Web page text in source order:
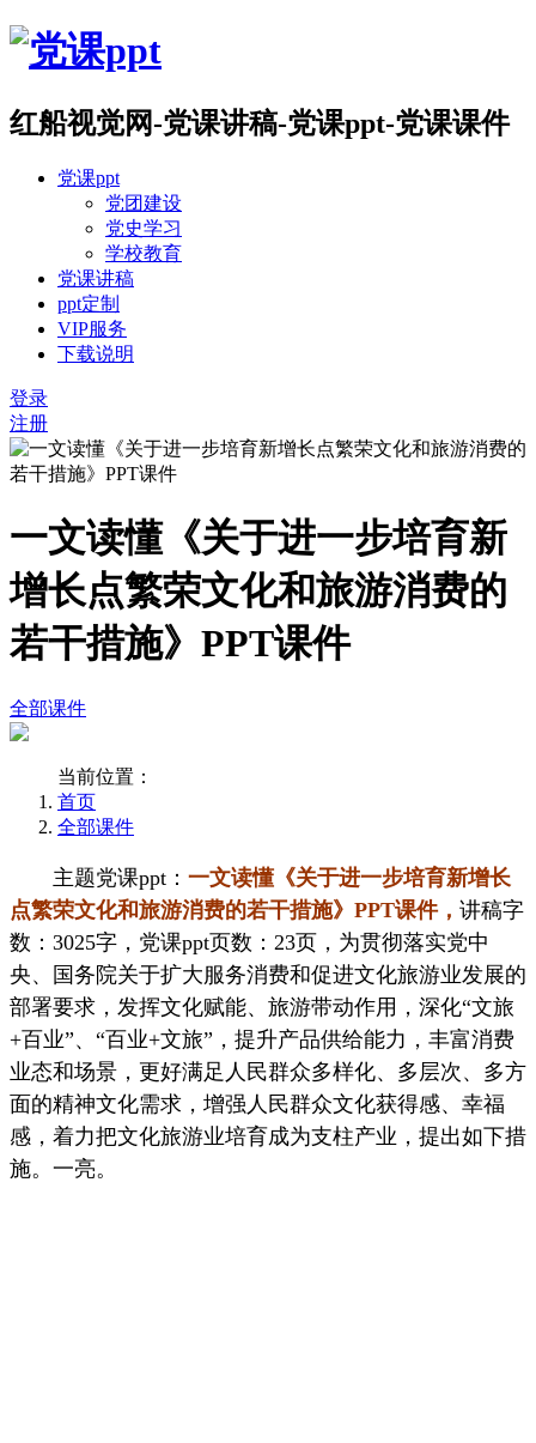
红船视觉网-党课讲稿-党课ppt-党课课件
党课ppt
党团建设
党史学习
学校教育
党课讲稿
ppt定制
VIP服务
下载说明
登录
注册
一文读懂《关于进一步培育新
增长点繁荣文化和旅游消费的
若干措施》PPT课件
全部课件
当前位置：
首页
全部课件
主题党课ppt： 一文读懂《关于进一步培育新增长
点繁荣文化和旅游消费的若干措施》PPT课件， 讲稿字
数：3025字，党课ppt页数：23页，为贯彻落实党中
央、国务院关于扩大服务消费和促进文化旅游业发展的
部署要求，发挥文化赋能、旅游带动作用，深化“文旅
+百业”、“百业+文旅”，提升产品供给能力，丰富消费
业态和场景，更好满足人民群众多样化、多层次、多方
面的精神文化需求，增强人民群众文化获得感、幸福
感，着力把文化旅游业培育成为支柱产业，提出如下措
施。一亮。